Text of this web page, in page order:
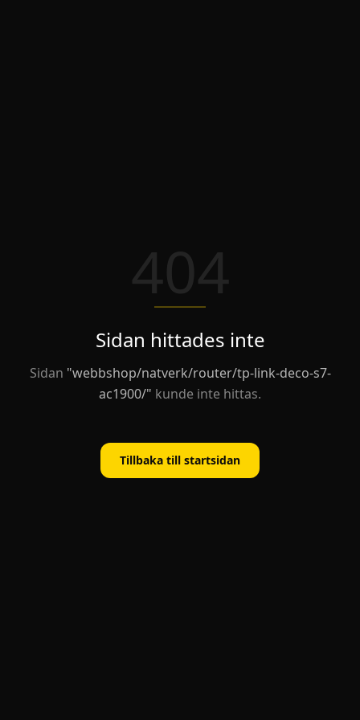
404
Sidan hittades inte
Sidan "webbshop/natverk/router/tp-link-deco-s7-
ac1900/" kunde inte hittas.
Tillbaka till startsidan